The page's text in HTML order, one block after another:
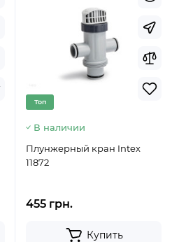
Топ
В наличии
Плунжерный кран Intex
11872
455 грн.
Купить